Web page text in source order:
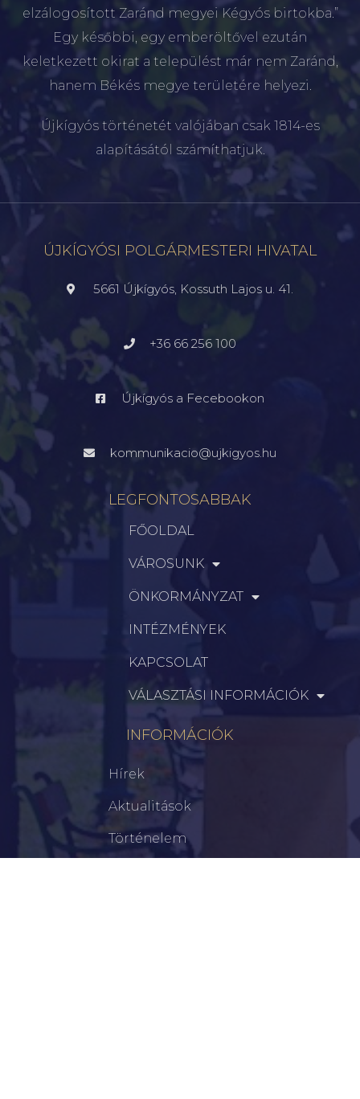
elzálogosított Zaránd megyei Kégyós birtokba.”
Egy későbbi, egy emberöltővel ezután
keletkezett okirat a települést már nem Zaránd,
hanem Békés megye területére helyezi.
Újkígyós történetét valójában csak 1814-es
alapításától számíthatjuk.
ÚJKÍGYÓSI POLGÁRMESTERI HIVATAL
5661 Újkígyós, Kossuth Lajos u. 41.
+36 66 256 100
Újkígyós a Fecebookon
kommunikacio@ujkigyos.hu
LEGFONTOSABBAK
FŐOLDAL
VÁROSUNK
ÖNKORMÁNYZAT
INTÉZMÉNYEK
KAPCSOLAT
VÁLASZTÁSI INFORMÁCIÓK
INFORMÁCIÓK
Hírek
Aktualitások
Történelem